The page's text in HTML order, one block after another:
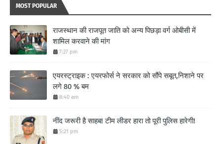
MOST POPULAR
राजस्थान की राजपूत जाति को अन्य पिछड़ा वर्ग ओबीसी में
शामिल करवाने की मांग
7:27 pm
एयरस्ट्राइक : एयरफोर्स ने सरकार को सौंपे सबूत,निशाने पर
लगे 80 % बम
8:40 am
नींद जरूरी है साहब! टीम लीडर हारा तो पूरी पुलिस हारेगी!
5:21 pm